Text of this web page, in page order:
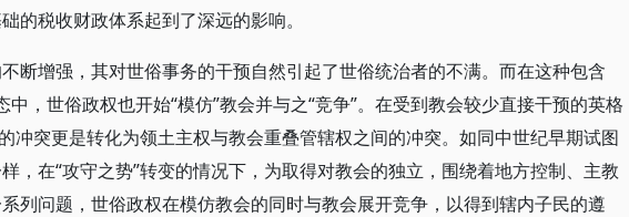
的税收财政体系起到了深远的影响。
断增强，其对世俗事务的干预自然引起了世俗统治者的不满。而在这种包含
中，世俗政权也开始“模仿”教会并与之“竞争”。在受到教会较少直接干预的英格
冲突更是转化为领土主权与教会重叠管辖权之间的冲突。如同中世纪早期试图
，在“攻守之势”转变的情况下，为取得对教会的独立，围绕着地方控制、主教
列问题，世俗政权在模仿教会的同时与教会展开竞争，以得到辖内子民的遵